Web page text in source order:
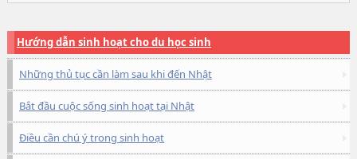
Hướng dẫn sinh hoạt cho du học sinh
Những thủ tục cần làm sau khi đến Nhật
Bắt đầu cuộc sống sinh hoạt tại Nhật
Điều cần chú ý trong sinh hoạt